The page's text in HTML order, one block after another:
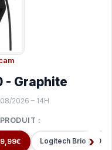
- Graphite
2026 – 14H
:
Logitech Brio 300 -